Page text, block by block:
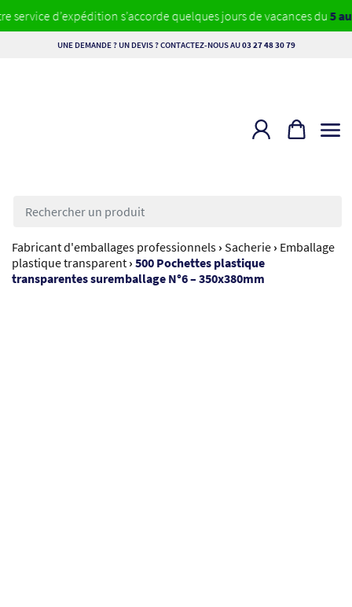
d’expédition s’accorde quelques jours de vacances du5 au
UNE DEMANDE ? UN DEVIS ? CONTACTEZ-NOUS AU03 27 48 30 79
Fabricant d'emballages professionnels › Sacherie › Emballage
plastique transparent › 500 Pochettes plastique
transparentes suremballage N°6 – 350x380mm